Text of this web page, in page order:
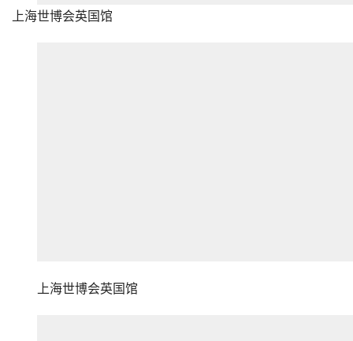
上海世博会英国馆
上海世博会英国馆